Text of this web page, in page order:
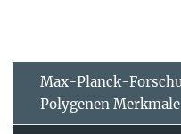
Max-Planck-
Polygenen Merkmale